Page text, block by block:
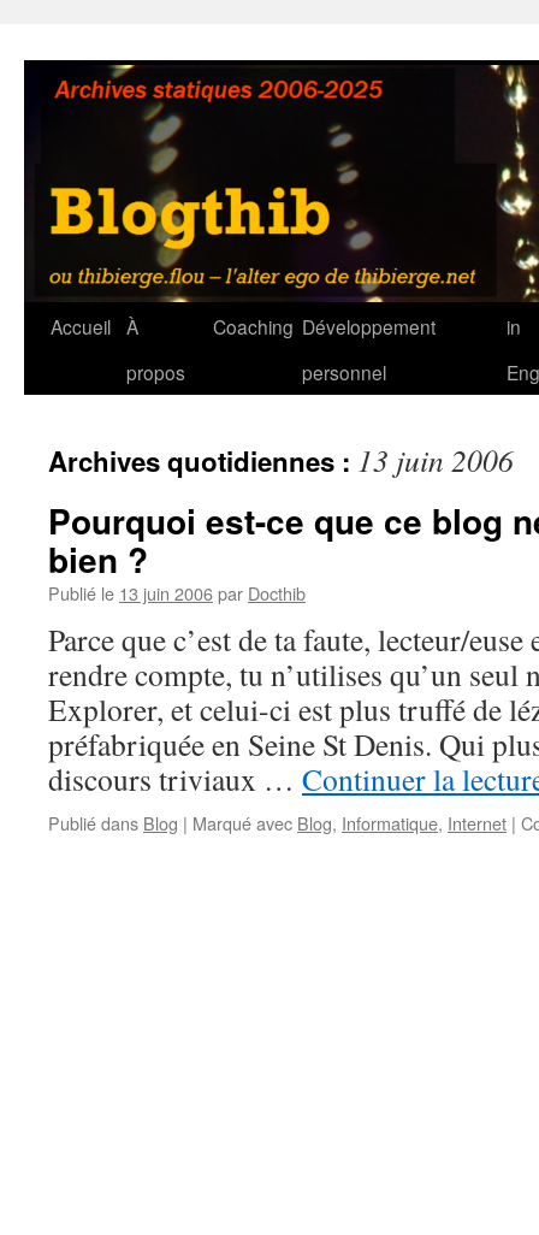
contenu
Accueil À
propos
Coaching Développement
personnel
in
Archives quotidiennes : 13 juin 2006
Pourquoi est-ce que ce blog
bien ?
Publié le 13 juin 2006par Docthib
Parce que c’est de ta faute, lecteur/euse
rendre compte, tu n’utilises qu’un seul
Explorer, et celui-ci est plus truffé de
préfabriquée en Seine St Denis. Qui
discours triviaux … Continuer la
Publié dans Blog | Marqué avec Blog, Informatique, Internet |